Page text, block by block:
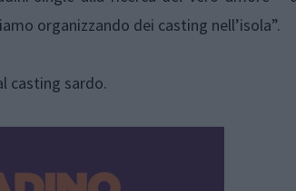
organizzando dei casting nell’isola”.
casting sardo.